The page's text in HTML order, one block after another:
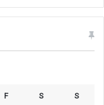
F S S